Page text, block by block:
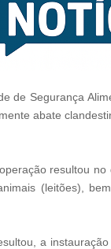
de Segurança
abate
resultou
(leitões),
a